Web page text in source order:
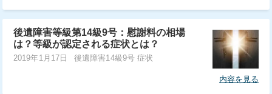
後遺障害等級第14級9号：慰謝料の相場
は？等級が認定される症状とは？
2019年1月17日 後遺障害14級9号 症状
内容を見る